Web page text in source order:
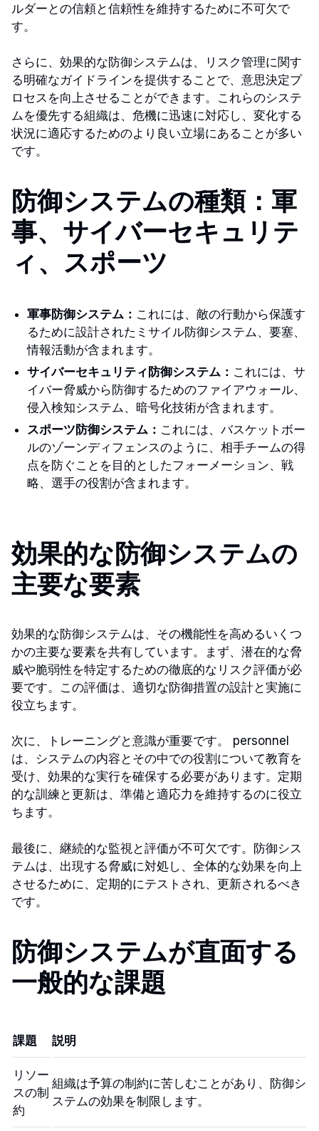
ルダーとの信頼と信頼性を維持するために不可欠で
す。
さらに、効果的な防御システムは、リスク管理に関す
る明確なガイドラインを提供することで、意思決定プ
ロセスを向上させることができます。これらのシステ
ムを優先する組織は、危機に迅速に対応し、変化する
状況に適応するためのより良い立場にあることが多い
です。
防御システムの種類：軍
事、サイバーセキュリテ
ィ、スポーツ
軍事防御システム： これには、敵の行動から保護す
るために設計されたミサイル防御システム、要塞、
情報活動が含まれます。
サイバーセキュリティ防御システム： これには、サ
イバー脅威から防御するためのファイアウォール、
侵入検知システム、暗号化技術が含まれます。
スポーツ防御システム： これには、バスケットボー
ルのゾーンディフェンスのように、相手チームの得
点を防ぐことを目的としたフォーメーション、戦
略、選手の役割が含まれます。
効果的な防御システムの
主要な要素
効果的な防御システムは、その機能性を高めるいくつ
かの主要な要素を共有しています。まず、潜在的な脅
威や脆弱性を特定するための徹底的なリスク評価が必
要です。この評価は、適切な防御措置の設計と実施に
役立ちます。
次に、トレーニングと意識が重要です。 personnel
は、システムの内容とその中での役割について教育を
受け、効果的な実行を確保する必要があります。定期
的な訓練と更新は、準備と適応力を維持するのに役立
ちます。
最後に、継続的な監視と評価が不可欠です。防御シス
テムは、出現する脅威に対処し、全体的な効果を向上
させるために、定期的にテストされ、更新されるべき
です。
防御システムが直面する
一般的な課題
課題 説明
リソー
スの制
約
組織は予算の制約に苦しむことがあり、防御シ
ステムの効果を制限します。